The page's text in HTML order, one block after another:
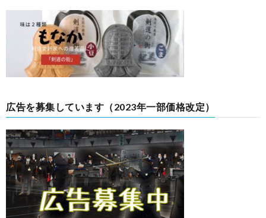
広告を募集しています（2023年一部価格改定）